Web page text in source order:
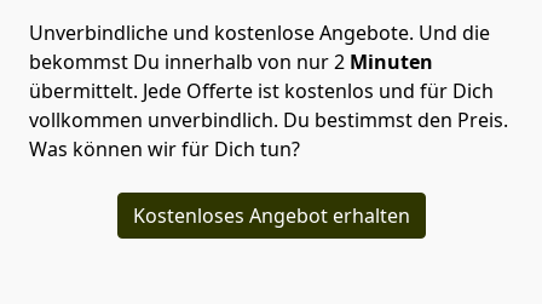
Unverbindliche und kostenlose Angebote. Und die
bekommst Du innerhalb von nur2 Minuten
übermittelt. Jede Offerte ist kostenlos und für Dich
vollkommen unverbindlich. Du bestimmst den Preis.
Was können wir für Dich tun?
Kostenloses Angebot erhalten